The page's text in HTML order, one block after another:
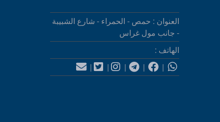
العنوان : حمص - الحمراء - شارع الشبيبة
- جانب مول غراس
الهاتف :
|
|
|
|
|